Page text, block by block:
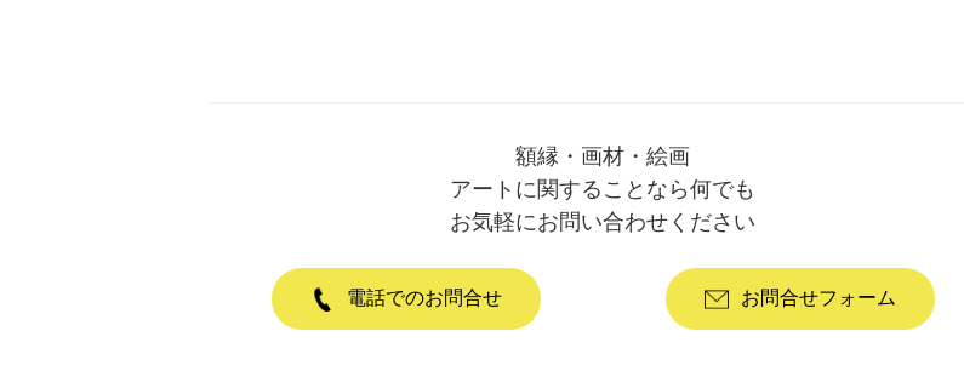
額縁・画材・絵画
アートに関することなら何でも
お気軽にお問い合わせください
電話でのお問合せ お問合せフォーム